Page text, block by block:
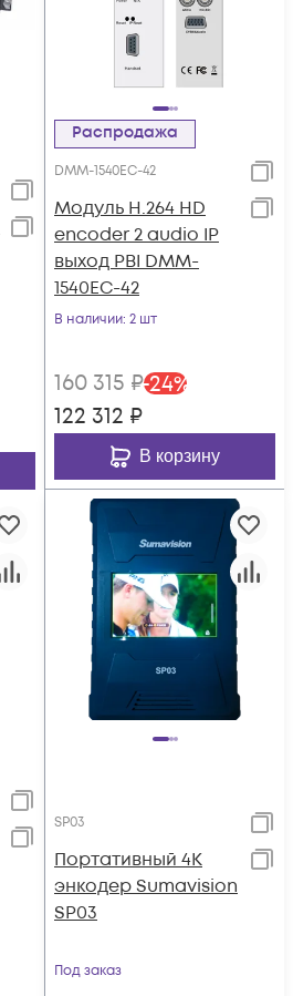
Распродажа
DMM-1540EC-42
Модуль H.264 HD
encoder 2 audio IP
выход PBI DMM-
1540EC-42
В наличии: 2 шт
160 315 ₽-24%
122 312 ₽
В корзину
SP03
Портативный 4К
энкодер Sumavision
SP03
Под заказ